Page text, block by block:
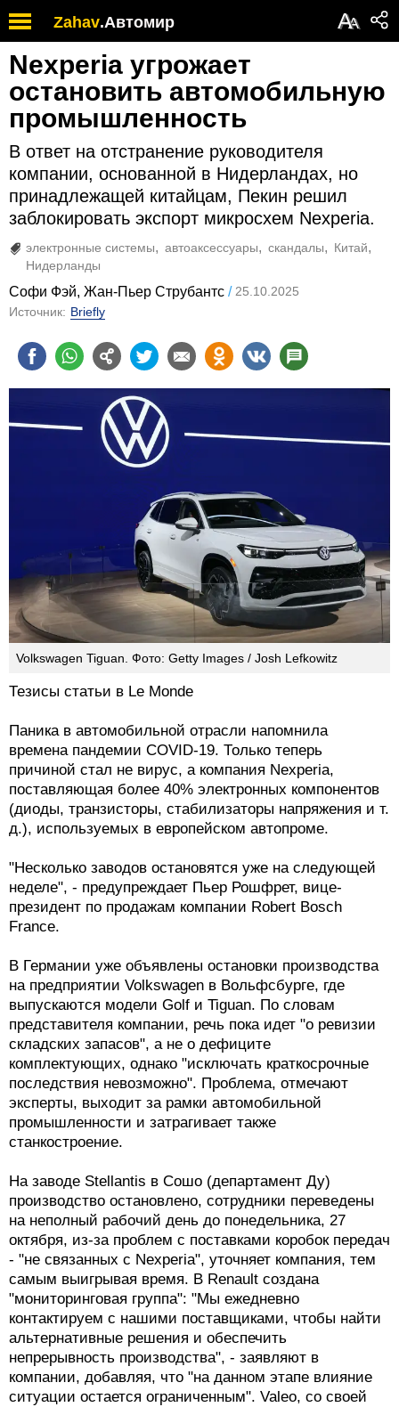
Zahav.Автомир АА
Nexperia угрожает
остановить автомобильную
промышленность
В ответ на отстранение руководителя
компании, основанной в Нидерландах, но
принадлежащей китайцам, Пекин решил
заблокировать экспорт микросхем Nexperia.
электронные системы автоаксессуары скандалы
Китай
Нидерланды
Софи Фэй, Жан-Пьер Струбантс
25.10.2025
Источник: Briefly
Volkswagen Tiguan. Фото: Getty Images / Josh Lefkowitz
Тезисы статьи в Le Monde
Паника в автомобильной отрасли напомнила
времена пандемии COVID-19. Только теперь
причиной стал не вирус, а компания Nexperia,
поставляющая более 40% электронных компонентов
(диоды, транзисторы, стабилизаторы напряжения и т.
д.), используемых в европейском автопроме.
"Несколько заводов остановятся уже на следующей
неделе", - предупреждает Пьер Рошфрет, вице-
президент по продажам компании Robert Bosch
France.
В Германии уже объявлены остановки производства
на предприятии Volkswagen в Вольфсбурге, где
выпускаются модели Golf и Tiguan. По словам
представителя компании, речь пока идет "о ревизии
складских запасов", а не о дефиците
комплектующих, однако "исключать краткосрочные
последствия невозможно". Проблема, отмечают
эксперты, выходит за рамки автомобильной
промышленности и затрагивает также
станкостроение.
На заводе Stellantis в Сошо (департамент Ду)
производство остановлено, сотрудники переведены
на неполный рабочий день до понедельника, 27
октября, из-за проблем с поставками коробок передач
- "не связанных с Nexperia", уточняет компания, тем
самым выигрывая время. В Renault создана
"мониторинговая группа": "Мы ежедневно
контактируем с нашими поставщиками, чтобы найти
альтернативные решения и обеспечить
непрерывность производства", - заявляют в
компании, добавляя, что "на данном этапе влияние
ситуации остается ограниченным". Valeo, со своей